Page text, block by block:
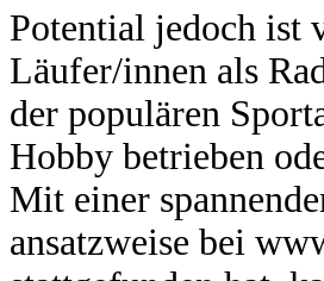
Potential jedoch ist
Läufer/innen als
der populären
Hobby betrieben
Mit einer
ansatzweise bei